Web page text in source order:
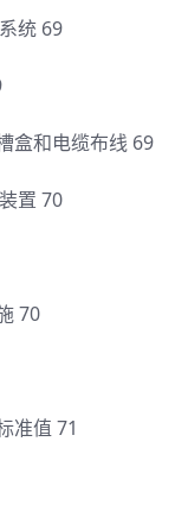
统 69
盒和电缆布线 69
置 70
70
准值 71